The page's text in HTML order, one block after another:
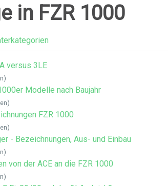
in FZR 1000
versus 3LE
Modelle nach Baujahr
FZR 1000
- Bezeichnungen, Aus- und Einbau
von der ACE an die FZR 1000